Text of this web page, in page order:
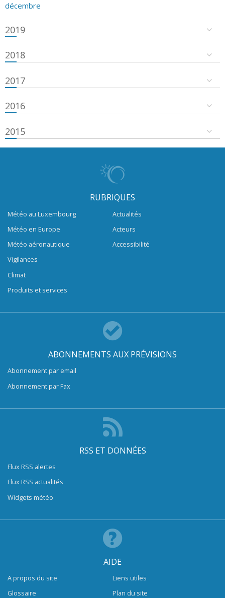
décembre
2019
2018
2017
2016
2015
RUBRIQUES
Météo au Luxembourg
Météo en Europe
Météo aéronautique
Vigilances
Climat
Produits et services
Actualités
Acteurs
Accessibilité
ABONNEMENTS AUX PRÉVISIONS
Abonnement par email
Abonnement par Fax
RSS ET DONNÉES
Flux RSS alertes
Flux RSS actualités
Widgets météo
AIDE
A propos du site
Glossaire
Liens utiles
Plan du site